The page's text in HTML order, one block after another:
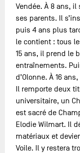
Vendée. À 8 ans, il
ses parents. Il
puis 4 ans plus
le contient : tous
15 ans, il prend le
entraînements.
d’Olonne. À 16
Il remporte deux
universitaire, un
est sacré de
Elodie Wilmart. Il
matériaux et
Voile. Il y restera